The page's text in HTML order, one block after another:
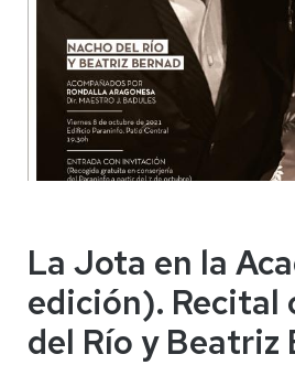
La Jota en la
edición). Recital
del Río y Beatriz